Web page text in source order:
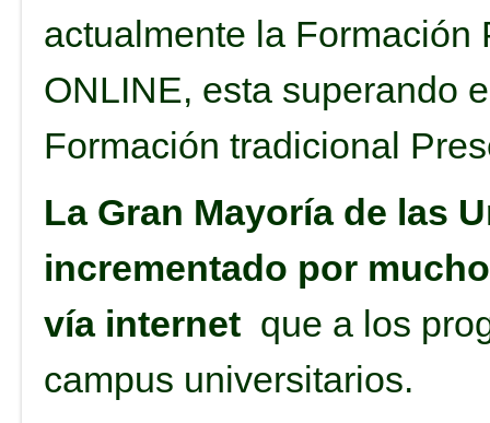
actualmente la Formación
ONLINE, esta superando
Formación tradicional
La Gran Mayoría de las
incrementado por
vía internet que a los
campus universitarios.